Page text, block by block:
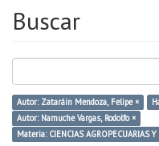
Buscar
Autor: Zataráin Mendoza, Felipe ×
Autor: Namuche Vargas, Rodolfo ×
Materia: CIENCIAS AGROPECUARIAS